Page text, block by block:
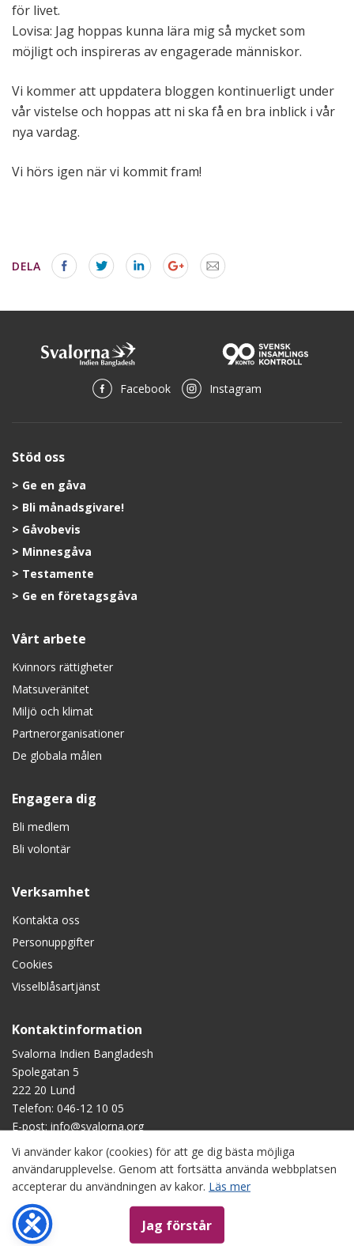
för livet.
Lovisa: Jag hoppas kunna lära mig så mycket som
möjligt och inspireras av engagerade människor.
Vi kommer att uppdatera bloggen kontinuerligt under
vår vistelse och hoppas att ni ska få en bra inblick i vår
nya vardag.
Vi hörs igen när vi kommit fram!
DELA
Facebook Instagram
Stöd oss
Ge en gåva
Bli månadsgivare!
Gåvobevis
Minnesgåva
Testamente
Ge en företagsgåva
Vårt arbete
Kvinnors rättigheter
Matsuveränitet
Miljö och klimat
Partnerorganisationer
De globala målen
Engagera dig
Bli medlem
Bli volontär
Verksamhet
Kontakta oss
Personuppgifter
Cookies
Visselblåsartjänst
Kontaktinformation
Svalorna Indien Bangladesh
Spolegatan 5
222 20 Lund
Telefon: 046-12 10 05
E-post:info@svalorna.org
Swish: 90 123 45
Plusgiro: 90 1234-5
Bankgiro: 901-2345
Copyright © Svalorna Indien Bangladesh, om inget annat anges.
Vi använder kakor (cookies) för att ge dig bästa möjliga
användarupplevelse. Genom att fortsätta använda webbplatsen
accepterar du användningen av kakor. Läs mer
Jag förstår